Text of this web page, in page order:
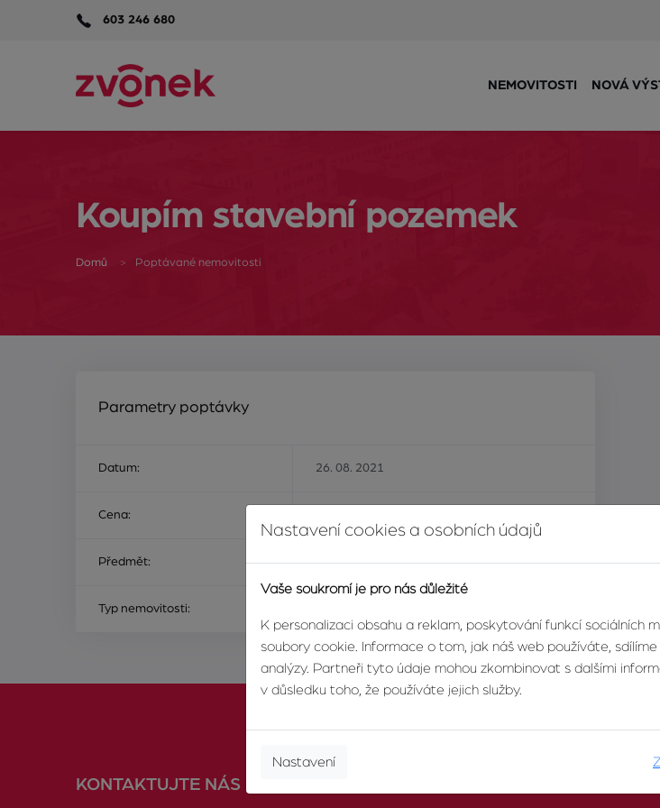
603 246 680
NEMOVITOSTI NOVÁ
Koupím stavební pozemek
Domů Poptávané nemovitosti
Parametry poptávky
Datum: 26. 08. 2021
Cena:
Předmět: ke koupi
Typ nemovitosti:
KONTAKTUJTE NÁS
Nastavení cookies a osobních údajů
Vaše soukromí je pro nás důležité
K personalizaci obsahu a reklam, poskytování funkcí sociálních
soubory cookie. Informace o tom, jak náš web používáte,
analýzy. Partneři tyto údaje mohou zkombinovat s dalšími
v důsledku toho, že používáte jejich služby.
Nastavení